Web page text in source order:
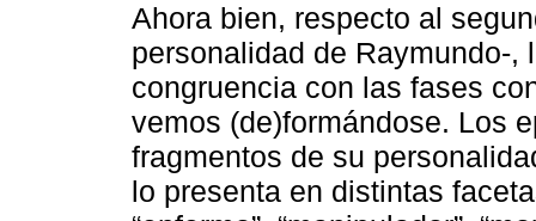
Ahora bien, respecto al
personalidad de Raymundo-,
congruencia con las fases
vemos (de)formándose. Los
fragmentos de su
lo presenta en distintas